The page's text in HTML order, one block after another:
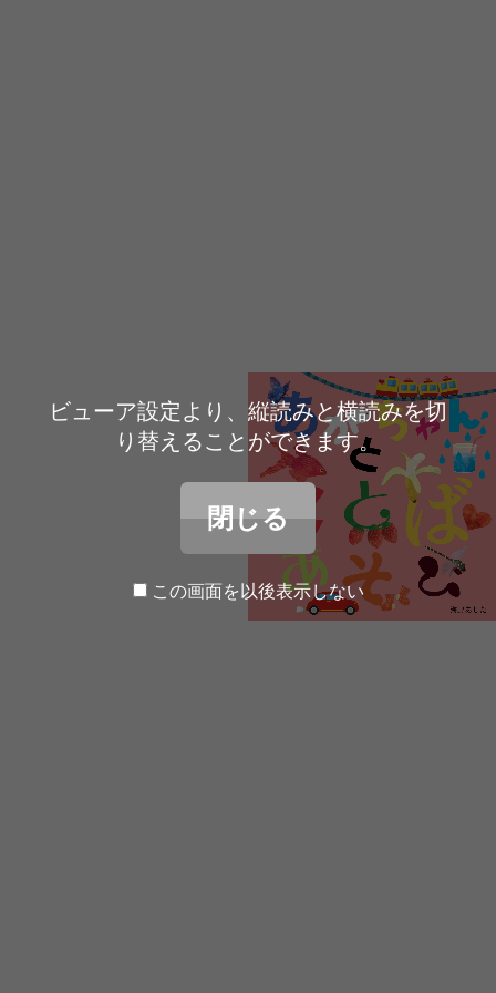
ビューア設定より、縦読みと横読みを切
り替えることができます。
閉じる
この画面を以後表示しない